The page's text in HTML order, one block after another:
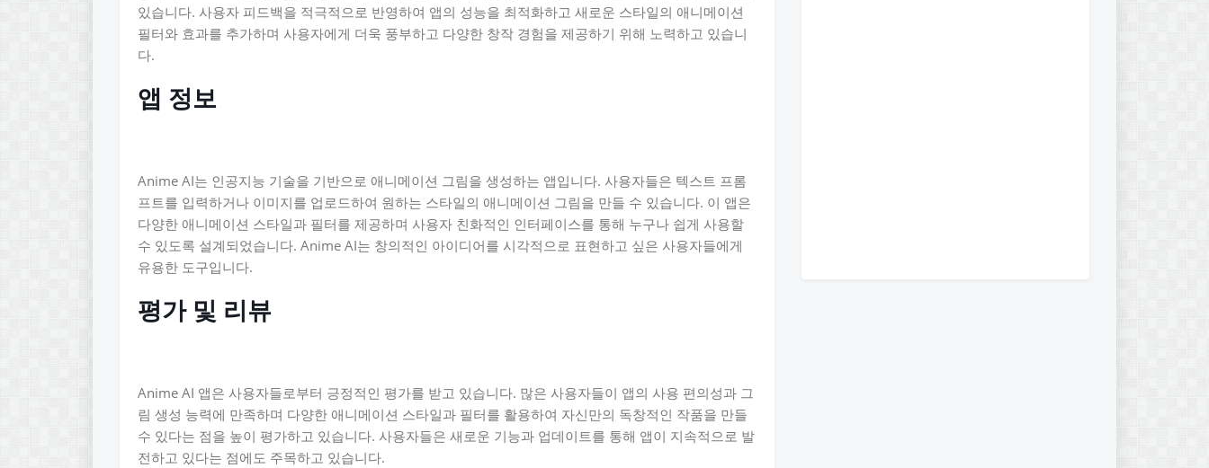
있습니다. 사용자 피드백을 적극적으로 반영하여 앱의 성능을 최적화하고 새로운 스타일의 애니메이션
필터와 효과를 추가하며 사용자에게 더욱 풍부하고 다양한 창작 경험을 제공하기 위해 노력하고 있습니
다.
앱 정보
Anime AI는 인공지능 기술을 기반으로 애니메이션 그림을 생성하는 앱입니다. 사용자들은 텍스트 프롬
프트를 입력하거나 이미지를 업로드하여 원하는 스타일의 애니메이션 그림을 만들 수 있습니다. 이 앱은
다양한 애니메이션 스타일과 필터를 제공하며 사용자 친화적인 인터페이스를 통해 누구나 쉽게 사용할
수 있도록 설계되었습니다. Anime AI는 창의적인 아이디어를 시각적으로 표현하고 싶은 사용자들에게
유용한 도구입니다.
평가 및 리뷰
Anime AI 앱은 사용자들로부터 긍정적인 평가를 받고 있습니다. 많은 사용자들이 앱의 사용 편의성과 그
림 생성 능력에 만족하며 다양한 애니메이션 스타일과 필터를 활용하여 자신만의 독창적인 작품을 만들
수 있다는 점을 높이 평가하고 있습니다. 사용자들은 새로운 기능과 업데이트를 통해 앱이 지속적으로 발
전하고 있다는 점에도 주목하고 있습니다.